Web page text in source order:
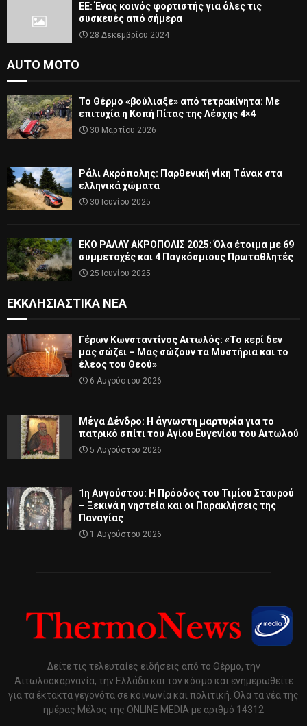
ΕΕ: Ένας κοινός φορτιστής για όλες τις
συσκευές από σήμερα
28 Δεκεμβρίου 2024
AUTO MOTO
Το Θέρμο «βούλιαξε» από τετρακίνητα: Με
επιτυχία η Κοπή Πίτας της Λέσχης 4×4
30 Μαρτίου 2026
Ράλι Ακρόπολης: Παρθενική νίκη Τάνακ στα
ελληνικά χώματα
30 Ιουνίου 2025
ΕΚΟ ΡΑΛΛΥ ΑΚΡΟΠΟΛΙΣ 2025: Όλα έτοιμα με 69
συμμετοχές και 4 Παγκόσμιους Πρωταθλητές
25 Ιουνίου 2025
ΕΚΚΛΗΣΙΑΣΤΙΚΆ ΝΈΑ
Γέρων Κωνσταντίνος Αιτωλός: «Το κερί δεν
μας σώζει – Μας σώζουν τα Μυστήρια και το
έλεος του Θεού»
6 Αυγούστου 2026
Μέγα Δένδρο: Η άγνωστη μαρτυρία για το
πατρικό σπίτι του Αγίου Ευγενίου του Αιτωλού
5 Αυγούστου 2026
1η Αυγούστου: Η Πρόοδος του Τιμίου Σταυρού
– Ξεκινά η νηστεία και οι Παρακλήσεις της
Παναγίας
1 Αυγούστου 2026
Δείτε τις τελευταίες ειδήσεις από το Θέρμο, την
Αιτωλοακαρνανία, την Ελλάδα και τον κόσμο και ενημερωθείτε
για τα έκτακτα γεγονότα σε κοινωνία και πολιτική. Όλα τα νέα της
ημέρας Μέλος της ONLINE MEDIA με αριθμό 14312